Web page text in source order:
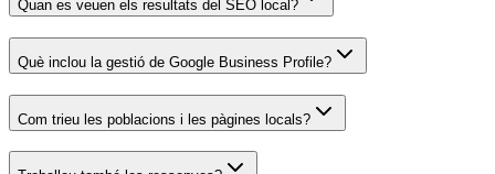
Quan es veuen els resultats del SEO local?
Què inclou la gestió de Google Business Profile?
Com trieu les poblacions i les pàgines locals?